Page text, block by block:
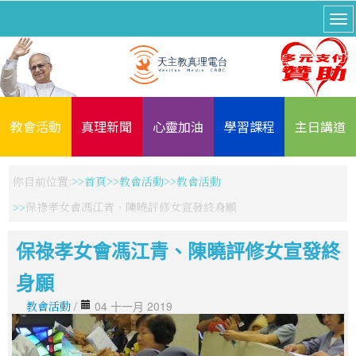
教會活動 真理新聞 心靈加油 學習課程 主日講道
你目前位置: 首頁 教會活動
教會活動
保祿孝女會馮江青、陳曉評修女宣發終身願
保祿孝女會馮江青、陳曉評修女宣發終
身願
教會活動 / 04 十一月 2019